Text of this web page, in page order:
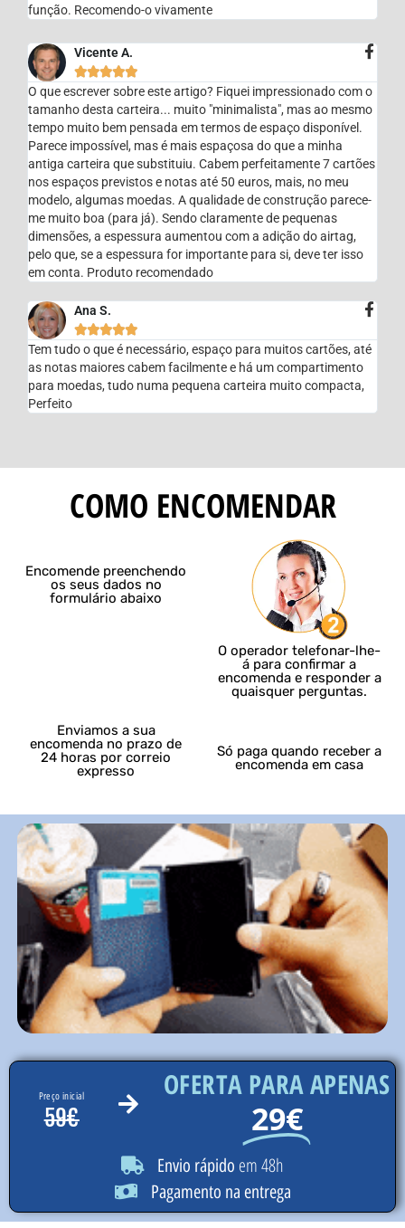
função. Recomendo-o vivamente
Vicente A.

O que escrever sobre este artigo? Fiquei impressionado com o
tamanho desta carteira... muito "minimalista", mas ao mesmo
tempo muito bem pensada em termos de espaço disponível.
Parece impossível, mas é mais espaçosa do que a minha
antiga carteira que substituiu. Cabem perfeitamente 7 cartões
nos espaços previstos e notas até 50 euros, mais, no meu
modelo, algumas moedas. A qualidade de construção parece-
me muito boa (para já). Sendo claramente de pequenas
dimensões, a espessura aumentou com a adição do airtag,
pelo que, se a espessura for importante para si, deve ter isso
em conta. Produto recomendado
Ana S.

Tem tudo o que é necessário, espaço para muitos cartões, até
as notas maiores cabem facilmente e há um compartimento
para moedas, tudo numa pequena carteira muito compacta,
Perfeito
COMO ENCOMENDAR
Encomende preenchendo
os seus dados no
formulário abaixo
O operador telefonar-lhe-
á para confirmar a
encomenda e responder a
quaisquer perguntas.
Enviamos a sua
encomenda no prazo de
24 horas por correio
expresso
Só paga quando receber a
encomenda em casa
Preço inicial
59€
OFERTA PARA APENAS
29€
Envio rápido em 48h
Pagamento na entrega